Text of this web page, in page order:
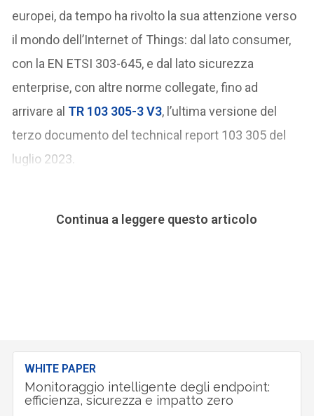
europei, da tempo ha rivolto la sua attenzione verso
il mondo dell’Internet of Things: dal lato consumer,
con la EN ETSI 303-645, e dal lato sicurezza
enterprise, con altre norme collegate, fino ad
arrivare al TR 103 305-3 V3, l’ultima versione del
terzo documento del technical report 103 305 del
luglio 2023.
Continua a leggere questo articolo
WHITE PAPER
Monitoraggio intelligente degli endpoint:
efficienza, sicurezza e impatto zero